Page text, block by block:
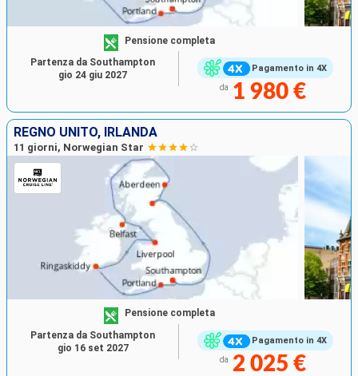
Pagamento in 4X
Pensione completa
da 1 980 €
Partenza da Southampton
gio 24 giu 2027
REGNO UNITO, IRLANDA
11 giorni, Norwegian Star
Pagamento in 4X
Pensione completa
da 2 025 €
Partenza da Southampton
gio 16 set 2027